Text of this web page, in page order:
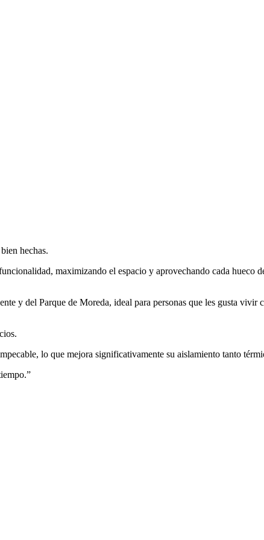
hechas.
maximizando el espacio y aprovechando cada hueco
y del Parque de Moreda, ideal para personas que les gusta vivir
lo que mejora significativamente su aislamiento tanto